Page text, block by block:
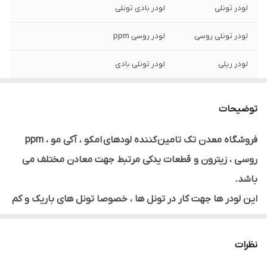
لودر تونلی لودر بادی تونلی
لودر تونلی روسی لودر روسی ppm
لودر ریلی لودر تونلی بادی
لودر تونلی
پوسته ایرموتور
لودر تونلی
ولو کنترل لودر تونلی
نو لودر تونلی روسی
توضیحات
فروشگاه معدن تک تامین کننده لودهای امکو ، آکی مو ، ppm
روسی ، زیترون و قطعات یدکی مرتبط جهت معادن مختلف می
باشد.
این لودر ها جهت کار در تونل ها ، خصوصا تونل های باریک و کم
طراحی شده اند و با توجه به کار این دستگاه که با هوای فشرده
نظرات